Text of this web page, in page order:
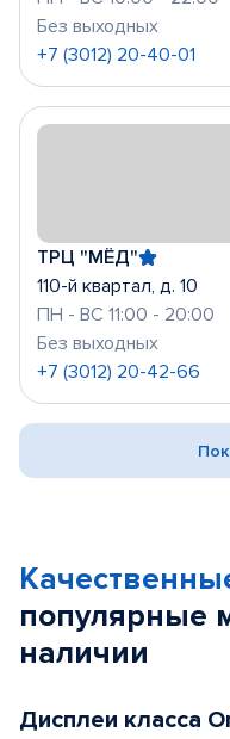
Без выходных
+7 (3012) 20-40-01
ТРЦ "МЁД"
110-й квартал, д. 10
ПН - ВС 11:00 - 20:00
Без выходных
+7 (3012) 20-42-66
популярные
наличии
Дисплеи класса